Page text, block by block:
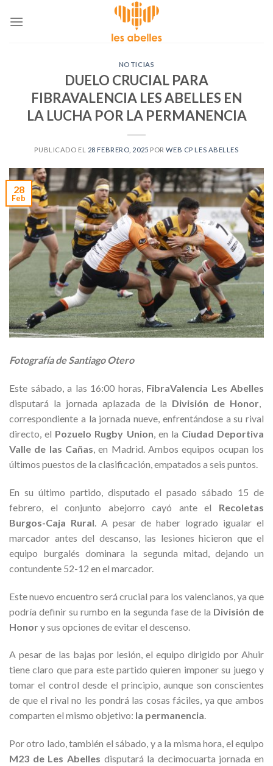
NOTICIAS
DUELO CRUCIAL PARA
FIBRAVALENCIA LES ABELLES EN
LA LUCHA POR LA PERMANENCIA
PUBLICADO EL 28 FEBRERO, 2025 PORWEB CP LES ABELLES
28
Feb
Fotografía de Santiago Otero
Este sábado, a las 16:00 horas, FibraValencia Les Abelles
disputará la jornada aplazada de la División de Honor,
correspondiente a la jornada nueve, enfrentándose a su rival
directo, el Pozuelo Rugby Union, en la Ciudad Deportiva
Valle de las Cañas, en Madrid. Ambos equipos ocupan los
últimos puestos de la clasificación, empatados a seis puntos.
En su último partido, disputado el pasado sábado 15 de
febrero, el conjunto abejorro cayó ante el Recoletas
Burgos-Caja Rural. A pesar de haber logrado igualar el
marcador antes del descanso, las lesiones hicieron que el
equipo burgalés dominara la segunda mitad, dejando un
contundente 52-12 en el marcador.
Este nuevo encuentro será crucial para los valencianos, ya que
podría definir su rumbo en la segunda fase de la División de
Honory sus opciones de evitar el descenso.
A pesar de las bajas por lesión, el equipo dirigido por Ahuir
tiene claro que para este partido quieren imponer su juego y
tomar el control desde el principio, aunque son conscientes
de que el rival no les pondrá las cosas fáciles, ya que ambos
comparten el mismo objetivo: la permanencia.
Por otro lado, también el sábado, y a la misma hora, el equipo
M23 de Les Abelles disputará la decimocuarta jornada en